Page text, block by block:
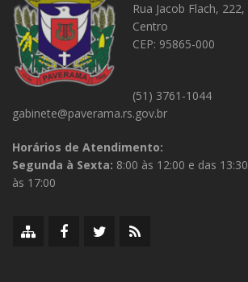
Rua Jacob Flach, 222,
Centro
CEP: 95865-000
(51) 3761-1044
gabinete@paverama.rs.gov.br
Horários de Atendimento:
Segunda à Sexta: 8:00 às 12:00 e das 13:30
às 17:00
MapaFacebookTwitter/X
RSS